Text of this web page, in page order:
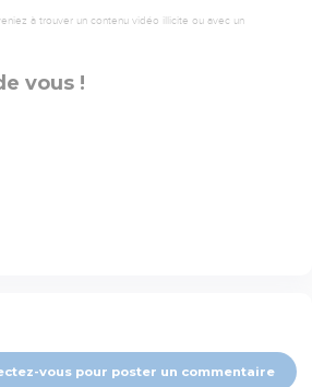
à trouver un contenu vidéo illicite ou avec un
vous !
vous pour poster un commentaire